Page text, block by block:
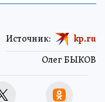
Олег БЫКОВ
Источник: kp.ru